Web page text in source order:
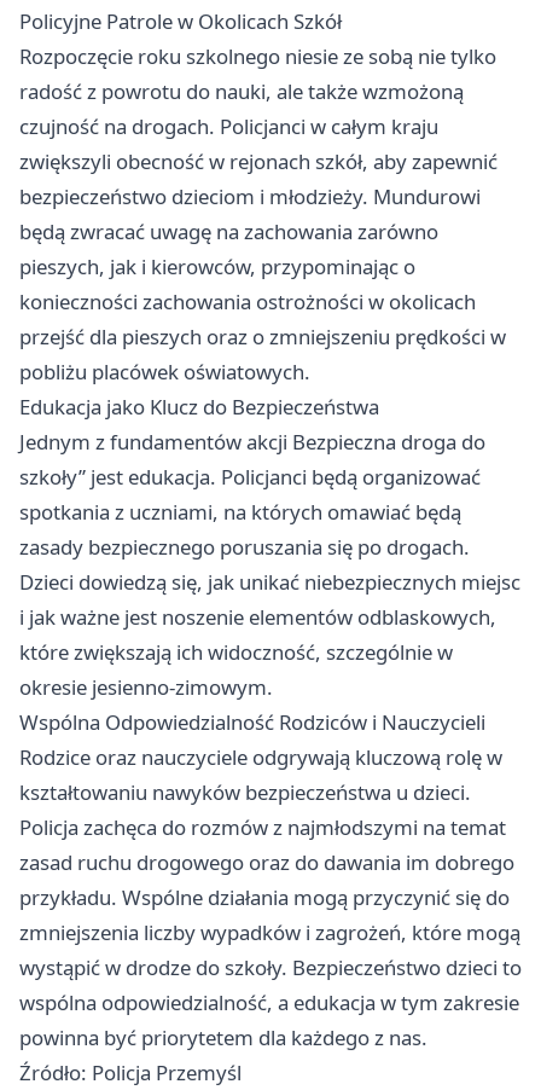
Policyjne Patrole w Okolicach Szkół
Rozpoczęcie roku szkolnego niesie ze sobą nie tylko
radość z powrotu do nauki, ale także wzmożoną
czujność na drogach. Policjanci w całym kraju
zwiększyli obecność w rejonach szkół, aby zapewnić
bezpieczeństwo dzieciom i młodzieży. Mundurowi
będą zwracać uwagę na zachowania zarówno
pieszych, jak i kierowców, przypominając o
konieczności zachowania ostrożności w okolicach
przejść dla pieszych oraz o zmniejszeniu prędkości w
pobliżu placówek oświatowych.
Edukacja jako Klucz do Bezpieczeństwa
Jednym z fundamentów akcji Bezpieczna droga do
szkoły” jest edukacja. Policjanci będą organizować
spotkania z uczniami, na których omawiać będą
zasady bezpiecznego poruszania się po drogach.
Dzieci dowiedzą się, jak unikać niebezpiecznych miejsc
i jak ważne jest noszenie elementów odblaskowych,
które zwiększają ich widoczność, szczególnie w
okresie jesienno-zimowym.
Wspólna Odpowiedzialność Rodziców i Nauczycieli
Rodzice oraz nauczyciele odgrywają kluczową rolę w
kształtowaniu nawyków bezpieczeństwa u dzieci.
Policja zachęca do rozmów z najmłodszymi na temat
zasad ruchu drogowego oraz do dawania im dobrego
przykładu. Wspólne działania mogą przyczynić się do
zmniejszenia liczby wypadków i zagrożeń, które mogą
wystąpić w drodze do szkoły. Bezpieczeństwo dzieci to
wspólna odpowiedzialność, a edukacja w tym zakresie
powinna być priorytetem dla każdego z nas.
Źródło: Policja Przemyśl